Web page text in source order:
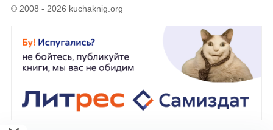
© 2008 - 2026 kuchaknig.org